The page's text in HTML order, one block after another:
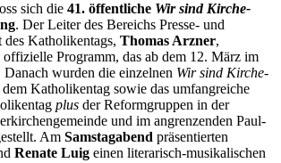
sich die 41. öffentliche Wir sind Kirche-
. Der Leiter des Bereichs Presse- und
Katholikentags, Thomas Arzner,
Programm, das ab dem 12. März im
wurden die einzelnen Wir sind Kirche-
Katholikentag sowie das umfangreiche
plus der Reformgruppen in der
und im angrenzenden Paul-
Am Samstagabend präsentierten
Renate Luig einen literarisch-musikalischen